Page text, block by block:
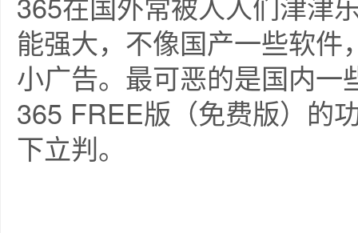
能强大，不像国产一些软
小广告。最可恶的是国内
365 FREE版（免费版）的
下立判。